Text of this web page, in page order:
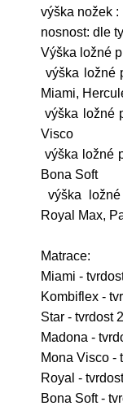
výška nožek :
nosnost: dle
Výška ložné
výška ložné
Miami,
výška ložné
Visco
výška ložné
Bona Soft
výška
Royal Max,
Matrace:
Miami -
Kombiflex -
Star - tvrdost 2
Madona -
Mona Visco -
Royal -
Bona Soft -